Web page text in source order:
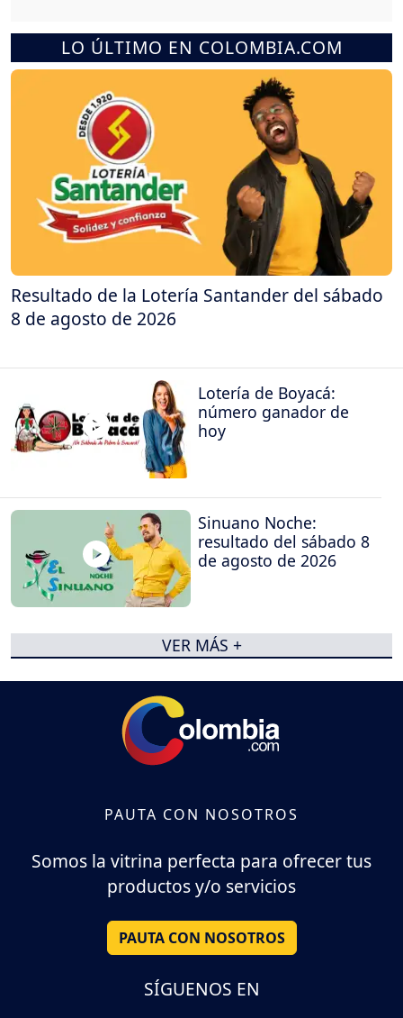
LO ÚLTIMO EN COLOMBIA.COM
Resultado de la Lotería Santander del sábado
8 de agosto de 2026
Lotería de Boyacá:
número ganador de
hoy
Sinuano Noche:
resultado del sábado 8
de agosto de 2026
VER MÁS +
PAUTA CON NOSOTROS
Somos la vitrina perfecta para ofrecer tus
productos y/o servicios
PAUTA CON NOSOTROS
SÍGUENOS EN